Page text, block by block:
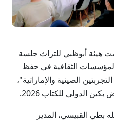
وام / نظمت هيئة أبوظبي للتراث جلسة
الثقافية في حفظ
الصينية والإماراتية"،
الدولي للكتاب 2026.
بطي القبيسي، المدير